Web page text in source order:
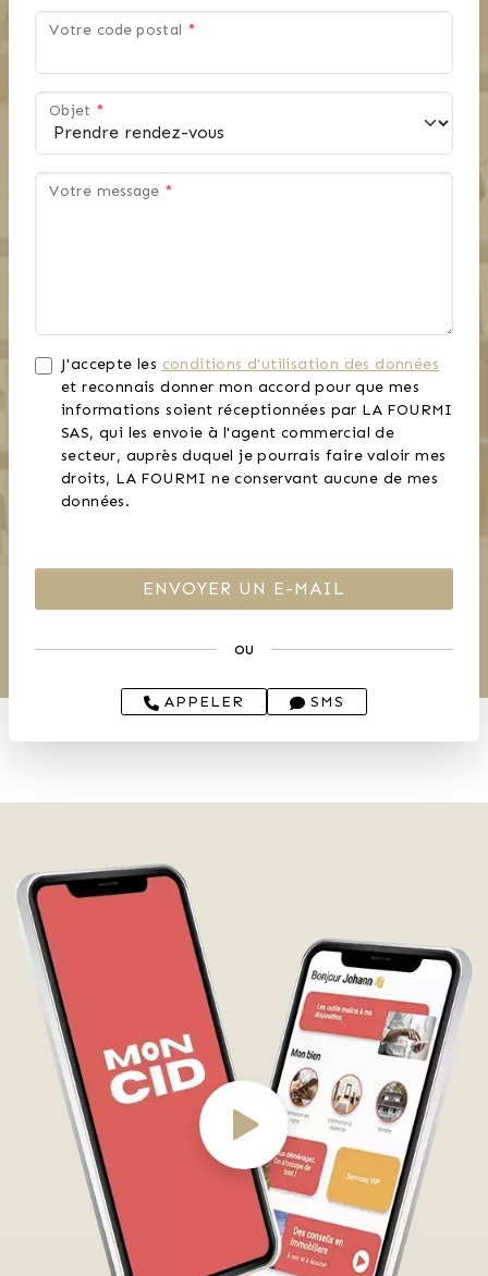
Votre code postal *
Objet *
Votre message *
J'accepte les conditions d'utilisation des données
et reconnais donner mon accord pour que mes
informations soient réceptionnées par LA FOURMI
SAS, qui les envoie à l'agent commercial de
secteur, auprès duquel je pourrais faire valoir mes
droits, LA FOURMI ne conservant aucune de mes
données.
ou
APPELER SMS